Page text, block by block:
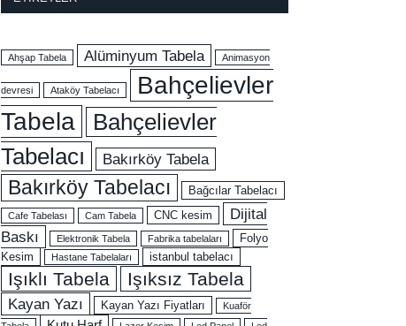
Ahşap Tabela Alüminyum Tabela Animasyon
devresi Ataköy Tabelacı
Bahçelievler
Tabela
Bahçelievler
Tabelacı
Bakırköy Tabela
Bakırköy Tabelacı Bağcılar Tabelacı
Cafe Tabelası Cam Tabela CNC kesim
Dijital
Baskı
Elektronik Tabela Fabrika tabelaları
Folyo
Kesim
Hastane Tabelaları istanbul tabelacı
Işıklı Tabela Işıksız Tabela
Kayan Yazı Kayan Yazı Fiyatları
Kuaför